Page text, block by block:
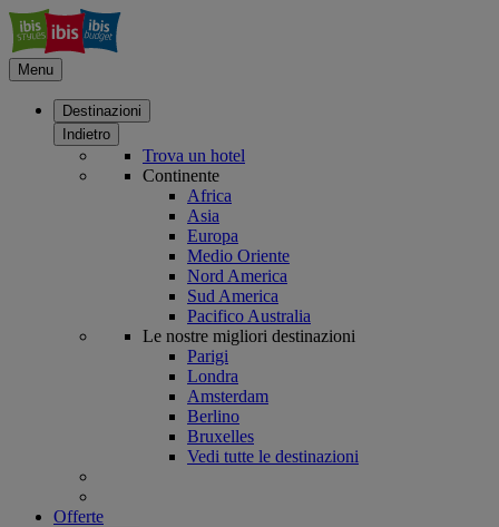
Menu
Destinazioni
Indietro
Trova un hotel
Continente
Africa
Asia
Europa
Medio Oriente
Nord America
Sud America
Pacifico Australia
Le nostre migliori destinazioni
Parigi
Londra
Amsterdam
Berlino
Bruxelles
Vedi tutte le destinazioni
Offerte